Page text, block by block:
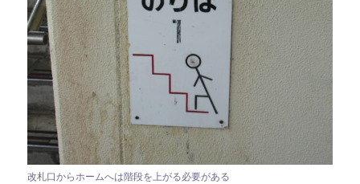
改札口からホームへは階段を上がる必要がある